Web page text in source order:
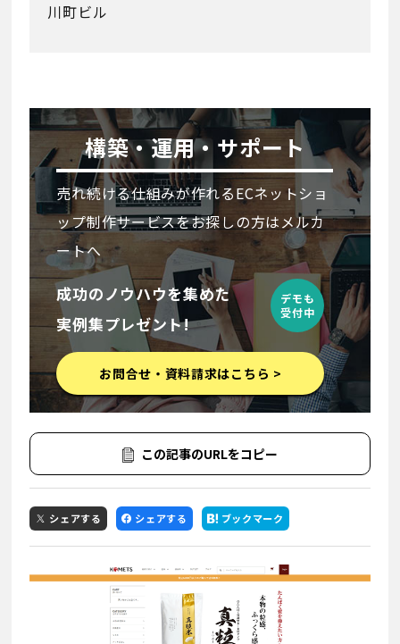
川町ビル
構築・運用・サポート
売れ続ける仕組みが作れるECネットショ
ップ制作サービスをお探しの方はメルカ
ートへ
成功のノウハウを集めた
実例集プレゼント!
デモも
受付中
お問合せ・資料請求はこちら >
この記事のURLをコピー
シェアする シェアする ブックマーク